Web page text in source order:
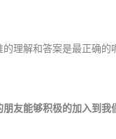
理解和答案是最正确的
友能够积极的加入到我